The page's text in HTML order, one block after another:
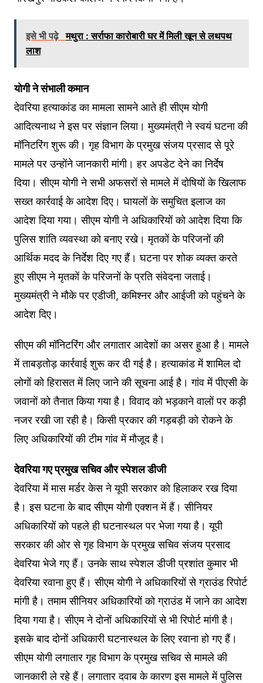
इसे भी पढ़े मथुरा : सर्राफा कारोबारी घर में मिली खून से लथपथ
लाश
योगी ने संभाली कमान
देवरिया हत्याकांड का मामला सामने आते ही सीएम योगी
आदित्यनाथ ने इस पर संज्ञान लिया। मुख्यमंत्री ने स्वयं घटना की
मॉनिटरिंग शुरू की। गृह विभाग के प्रमुख संजय प्रसाद से पूरे
मामले पर उन्होंने जानकारी मांगी। हर अपडेट देने का निर्देष
दिया। सीएम योगी ने सभी अफसरों से मामले में दोषियों के खिलाफ
सख्त कार्रवाई के आदेश दिए। घायलों के समुचित इलाज का
आदेश दिया गया। सीएम योगी ने अधिकारियों को आदेश दिया कि
पुलिस शांति व्यवस्था को बनाए रखे। मृतकों के परिजनों की
आर्थिक मदद के निर्देश दिए गए हैं। घटना पर शोक व्यक्त करते
हुए सीएम ने मृतकों के परिजनों के प्रति संवेदना जताई।
मुख्यमंत्री ने मौके पर एडीजी, कमिश्नर और आईजी को पहुंचने के
आदेश दिए।
सीएम की मॉनिटरिंग और लगातार आदेशों का असर हुआ है। मामले
में ताबड़तोड़ कार्रवाई शुरू कर दी गई है। हत्याकांड में शामिल दो
लोगों को हिरासत में लिए जाने की सूचना आई है। गांव में पीएसी के
जवानों को तैनात किया गया है। विवाद को भड़काने वालों पर कड़ी
नजर रखी जा रही है। किसी प्रकार की गड़बड़ी को रोकने के
लिए अधिकारियों की टीम गांव में मौजूद है।
देवरिया गए प्रमुख सचिव और स्पेशल डीजी
देवरिया में मास मर्डर केस ने यूपी सरकार को हिलाकर रख दिया
है। इस घटना के बाद सीएम योगी एक्शन में हैं। सीनियर
अधिकारियों को पहले ही घटनास्थल पर भेजा गया है। यूपी
सरकार की ओर से गृह विभाग के प्रमुख सचिव संजय प्रसाद
देवरिया भेजे गए हैं। उनके साथ स्पेशल डीजी प्रशांत कुमार भी
देवरिया रवाना हुए हैं। सीएम योगी ने अधिकारियों से ग्राउंड रिपोर्ट
मांगी है। तमाम सीनियर अधिकारियों को ग्राउंड में जाने का आदेश
दिया गया है। सीएम ने दोनों अधिकारियों से भी रिपोर्ट मांगी है।
इसके बाद दोनों अधिकारी घटनास्थल के लिए रवाना हो गए हैं।
सीएम योगी लगातार गृह विभाग के प्रमुख सचिव से मामले की
जानकारी ले रहे हैं। लगातार दवाब के कारण इस मामले में पुलिस